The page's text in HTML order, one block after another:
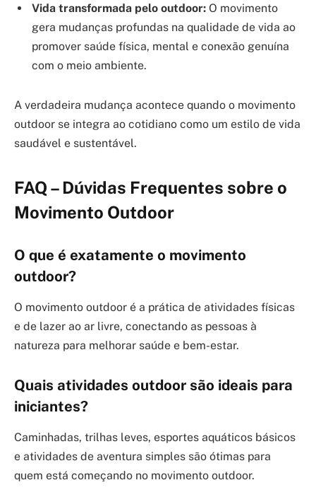
Vida transformada pelo outdoor: O movimento
gera mudanças profundas na qualidade de vida ao
promover saúde física, mental e conexão genuína
com o meio ambiente.
A verdadeira mudança acontece quando o movimento
outdoor se integra ao cotidiano como um estilo de vida
saudável e sustentável.
FAQ – Dúvidas Frequentes sobre o
Movimento Outdoor
O que é exatamente o movimento
outdoor?
O movimento outdoor é a prática de atividades físicas
e de lazer ao ar livre, conectando as pessoas à
natureza para melhorar saúde e bem-estar.
Quais atividades outdoor são ideais para
iniciantes?
Caminhadas, trilhas leves, esportes aquáticos básicos
e atividades de aventura simples são ótimas para
quem está começando no movimento outdoor.